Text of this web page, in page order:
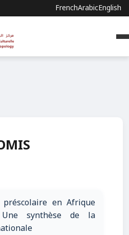
FrenchArabicEnglish
en Afrique
Une synthèse de la